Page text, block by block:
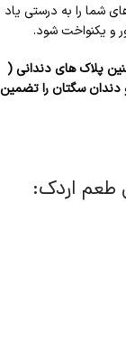
شما را به درستی یاد
و یکنواخت شود.
پلاک های دندانی (
دندان سگتان را تضمین
طعم اردک: